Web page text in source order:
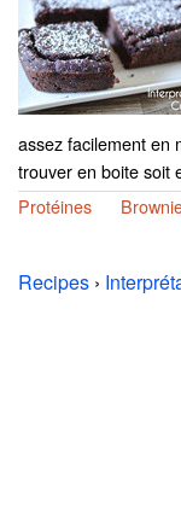
assez facilement en
trouver en boite soit
Protéines
Recipes ›